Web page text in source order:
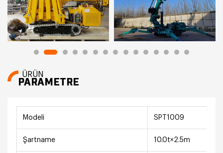
ÜRÜN
PARAMETRE
Modeli SPT1009
Şartname 10.0t×2.5m